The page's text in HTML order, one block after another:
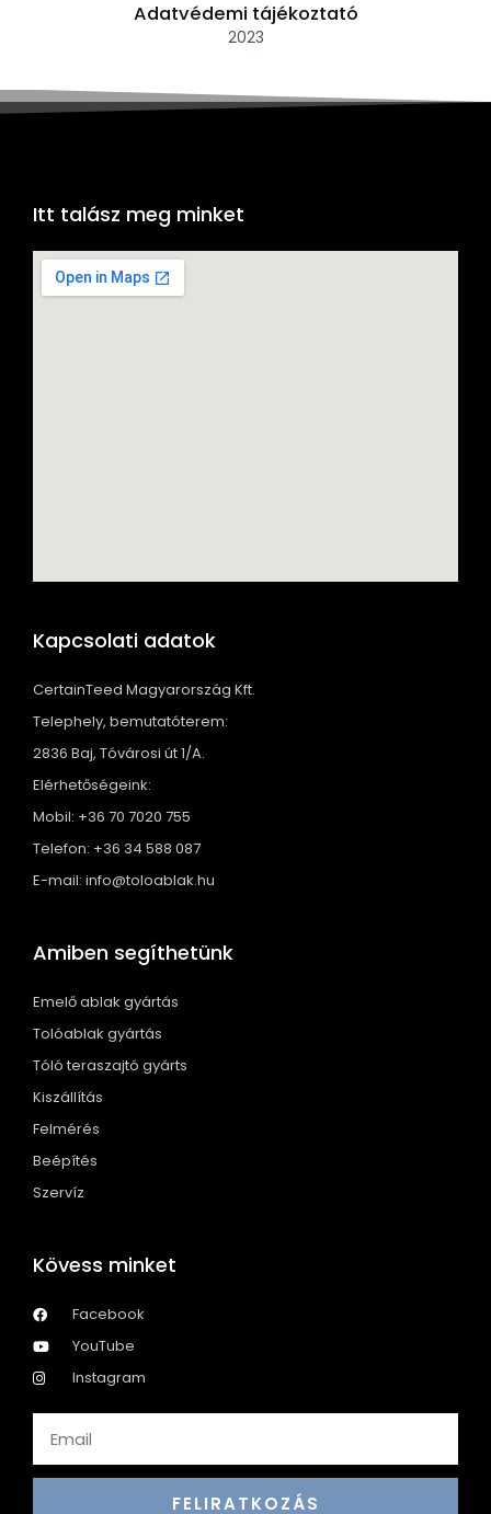
Adatvédemi tájékoztató
2023
Itt talász meg minket
Kapcsolati adatok
CertainTeed Magyarország Kft.
Telephely, bemutatóterem:
2836 Baj, Tóvárosi út 1/A.
Elérhetőségeink:
Mobil: +36 70 7020 755
Telefon: +36 34 588 087
E-mail: info@toloablak.hu
Amiben segíthetünk
Emelő ablak gyártás
Tolóablak gyártás
Tóló teraszajtó gyárts
Kiszállítás
Felmérés
Beépítés
Szervíz
Kövess minket
Facebook
YouTube
Instagram
FELIRATKOZÁS